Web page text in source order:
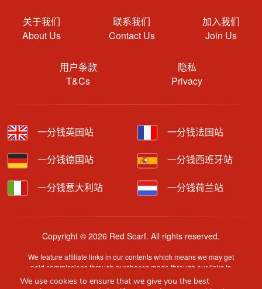
关于我们
About Us
联系我们
Contact Us
加入我们
Join Us
用户条款
T&Cs
隐私
Privacy
一分钱英国站 一分钱法国站
一分钱德国站 一分钱西班牙站
一分钱意大利站 一分钱荷兰站
Copyright © 2026 Red Scarf. All rights reserved.
We feature affiliate links in our contents which means we may get
paid commissions through purchases made through our links to
retailer sites.
We use cookies to ensure that we give you the best